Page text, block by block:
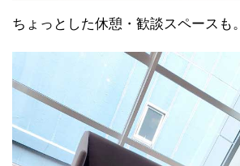
ちょっとした休憩・歓談スペースも。